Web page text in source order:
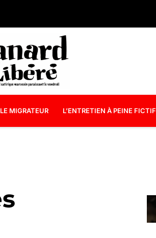
LE MIGRATEUR L’ENTRETIEN À PEINE FICTIF